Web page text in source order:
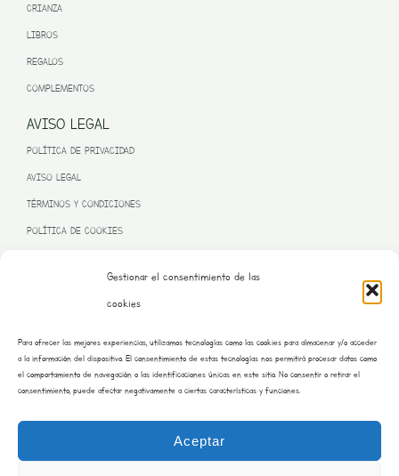
Gestionar el consentimiento de las
cookies
Para ofrecer las mejores experiencias, utilizamos tecnologías como las cookies para almacenar y/o acceder
a la información del dispositivo. El consentimiento de estas tecnologías nos permitirá procesar datos como
el comportamiento de navegación o las identificaciones únicas en este sitio. No consentir o retirar el
consentimiento, puede afectar negativamente a ciertas características y funciones.
Aceptar
CRIANZA
LIBROS
REGALOS
COMPLEMENTOS
AVISO LEGAL
POLÍTICA DE PRIVACIDAD
AVISO LEGAL
TÉRMINOS Y CONDICIONES
POLÍTICA DE COOKIES
– NEXT GENERATION EU